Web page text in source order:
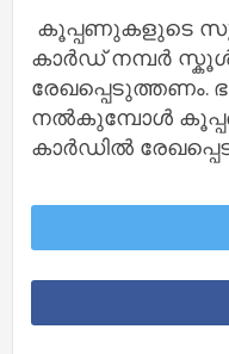
കൂപ്പണുകളുടെ
കാർഡ് നമ്പർ
രേഖപ്പെടുത്തണം.
നൽകുമ്പോൾ
കാർഡിൽ